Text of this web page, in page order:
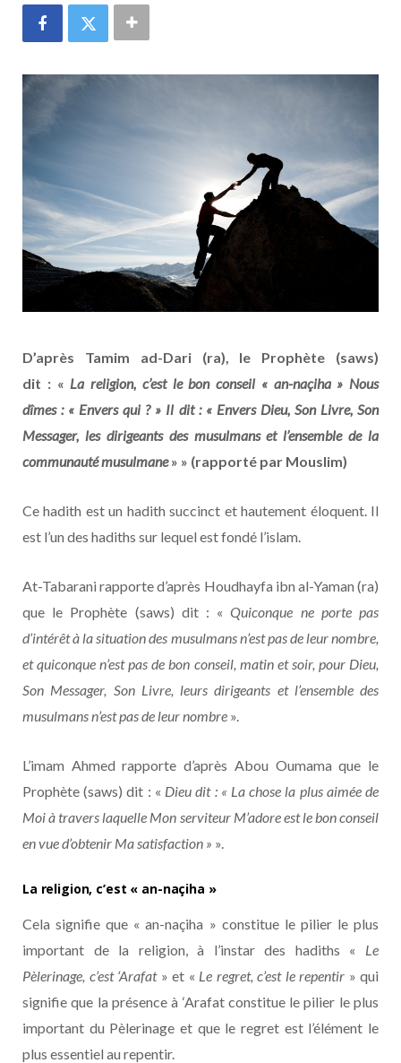
D’après Tamim ad-Dari (ra), le Prophète (saws)
dit : « La religion, c’est le bon conseil « an-naçiha » Nous
dîmes : « Envers qui ? » Il dit : « Envers Dieu, Son Livre, Son
Messager, les dirigeants des musulmans et l’ensemble de la
communauté musulmane» » (rapporté par Mouslim)
Ce hadith est un hadith succinct et hautement éloquent. Il
est l’un des hadiths sur lequel est fondé l’islam.
At-Tabarani rapporte d’après Houdhayfa ibn al-Yaman (ra)
que le Prophète (saws) dit : «Quiconque ne porte pas
d’intérêt à la situation des musulmans n’est pas de leur nombre,
et quiconque n’est pas de bon conseil, matin et soir, pour Dieu,
Son Messager, Son Livre, leurs dirigeants et l’ensemble des
musulmans n’est pas de leur nombre ».
L’imam Ahmed rapporte d’après Abou Oumama que le
Prophète (saws) dit : « Dieu dit : « La chose la plus aimée de
Moi à travers laquelle Mon serviteur M’adore est le bon conseil
en vue d’obtenir Ma satisfaction » ».
La religion, c’est « an-naçiha »
Cela signifie que « an-naçiha » constitue le pilier le plus
important de la religion, à l’instar des hadiths « Le
Pèlerinage, c’est ‘Arafat» et « Le regret, c’est le repentir » qui
signifie que la présence à ‘Arafat constitue le pilier le plus
important du Pèlerinage et que le regret est l’élément le
plus essentiel au repentir.